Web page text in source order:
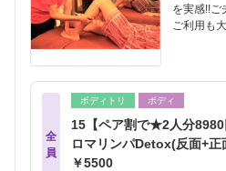
を実感!!ご
ご利用も
全
員
ボディトリ ボディ
15【ペア割で★2人分8980
ロマリンパDetox(反面+正
￥5500